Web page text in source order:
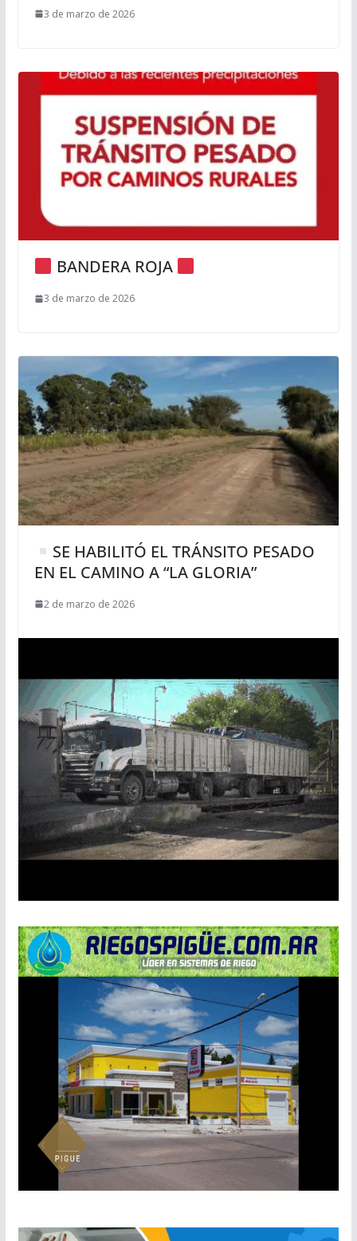
3 de marzo de 2026
BANDERA ROJA
3 de marzo de 2026
SE HABILITÓ EL TRÁNSITO PESADO
EN EL CAMINO A “LA GLORIA”
2 de marzo de 2026